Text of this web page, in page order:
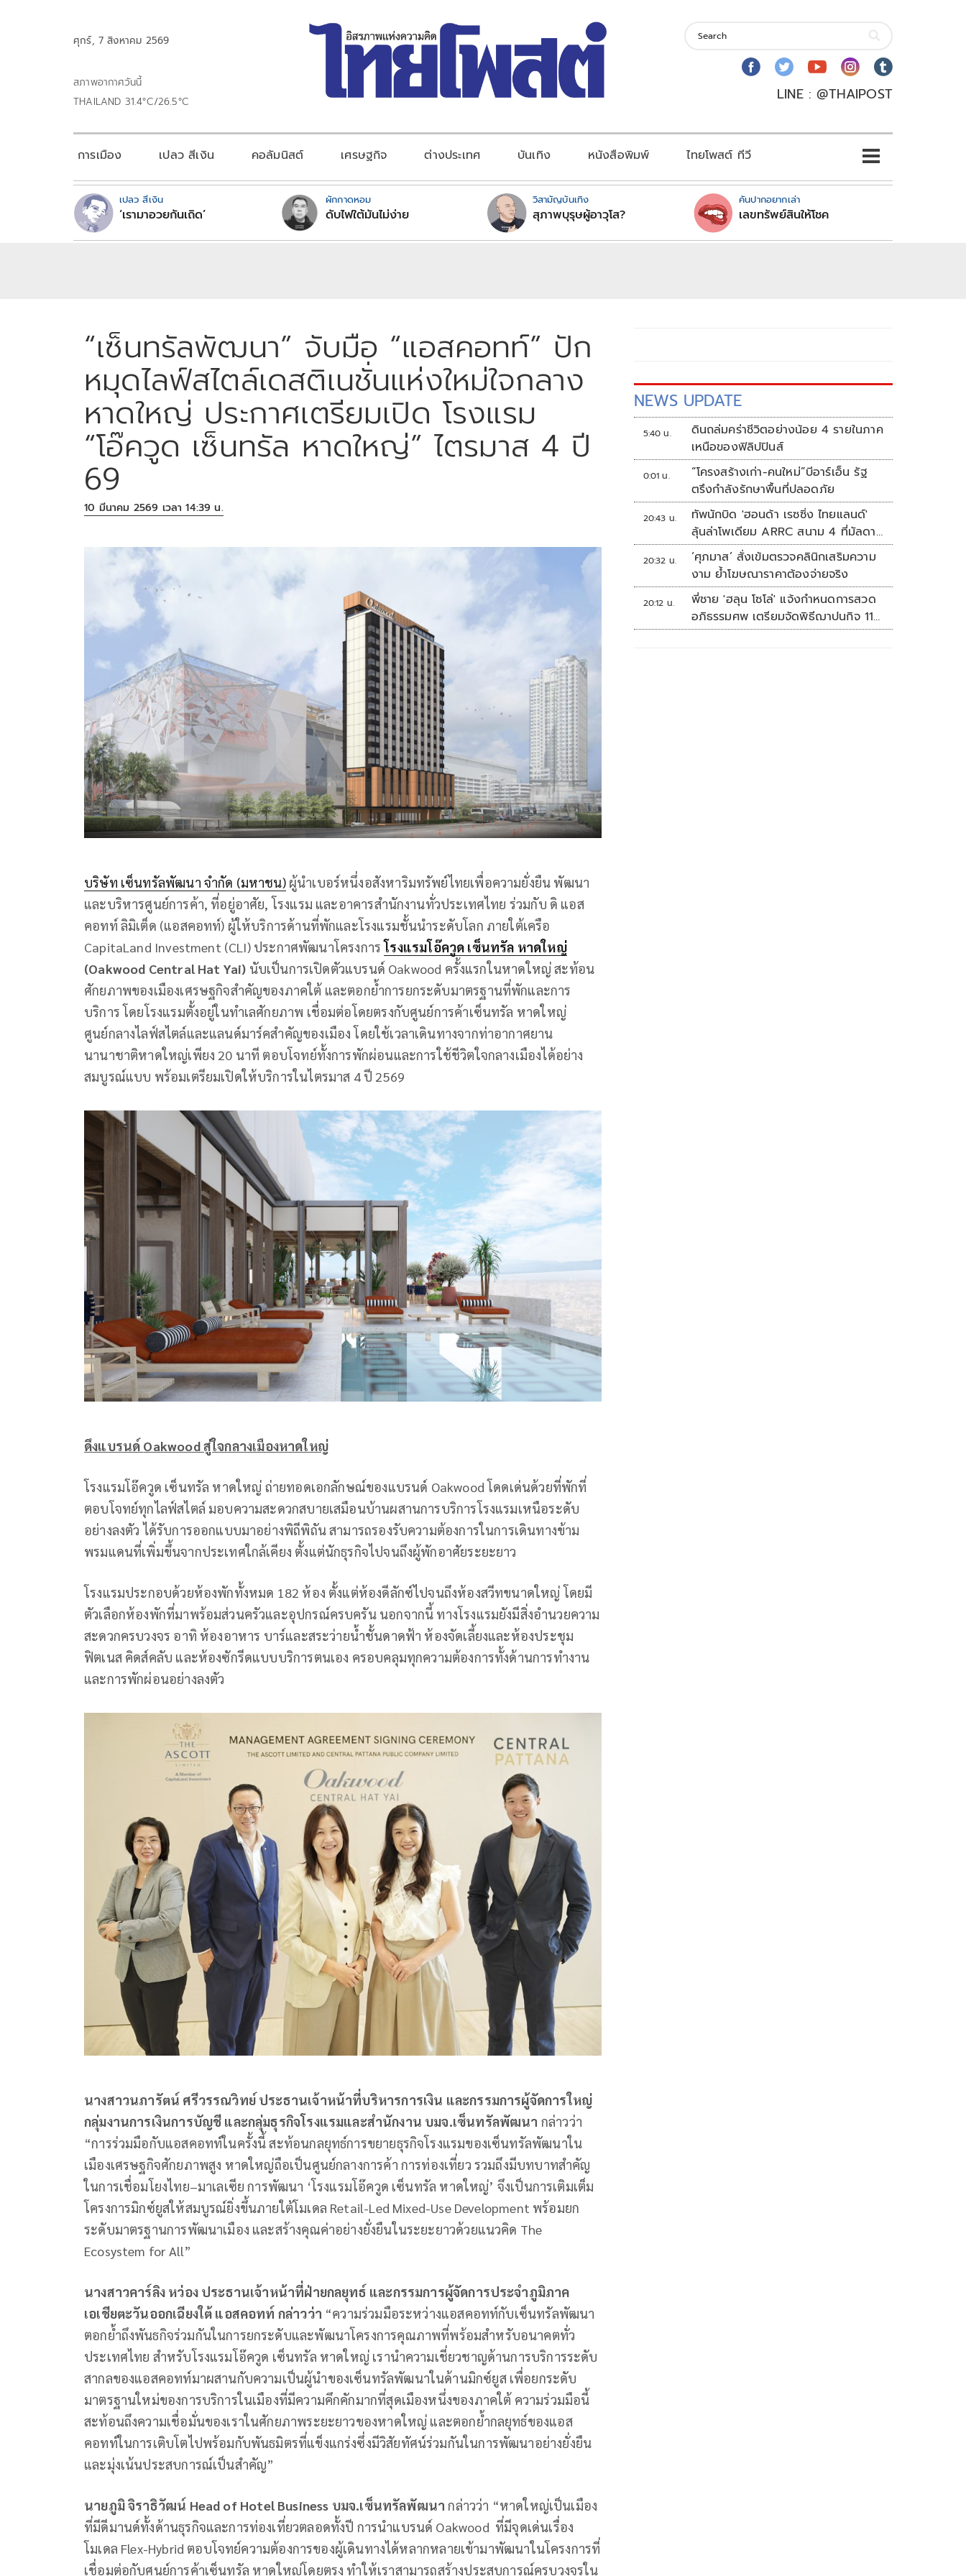
ศุกร์, 7 สิงหาคม 2569
สภาพอากาศวันนี้
THAILAND 31.4°C/26.5°C
LINE : @THAIPOST
การเมือง เปลว สีเงิน คอลัมนิสต์ เศรษฐกิจ ต่างประเทศ บันเทิง หนังสือพิมพ์ ไทยโพสต์ ทีวี
เปลว สีเงิน
‘เรามาอวยกันเถิด’
ผักกาดหอม
ดับไฟใต้มันไม่ง่าย
วิสามัญบันเทิง
สุภาพบุรุษผู้อาวุโส?
คันปากอยากเล่า
เลขทรัพย์สินให้โชค
“เซ็นทรัลพัฒนา” จับมือ “แอสคอทท์” ปัก
หมุดไลฟ์สไตล์เดสติเนชั่นแห่งใหม่ใจกลาง
หาดใหญ่ ประกาศเตรียมเปิด โรงแรม
“โอ๊ควูด เซ็นทรัล หาดใหญ่” ไตรมาส 4 ปี
69
10 มีนาคม 2569 เวลา 14:39 น.
บริษัท เซ็นทรัลพัฒนา จำกัด (มหาชน)ผู้นำเบอร์หนึ่งอสังหาริมทรัพย์ไทยเพื่อความยั่งยืน พัฒนา
และบริหารศูนย์การค้า, ที่อยู่อาศัย, โรงแรม และอาคารสำนักงานทั่วประเทศไทย ร่วมกับ ดิ แอส
คอทท์ ลิมิเต็ด (แอสคอทท์) ผู้ให้บริการด้านที่พักและโรงแรมชั้นนำระดับโลก ภายใต้เครือ
CapitaLand Investment (CLI) ประกาศพัฒนาโครงการโรงแรมโอ๊ควูด เซ็นทรัล หาดใหญ่
(Oakwood Central Hat Yai) นับเป็นการเปิดตัวแบรนด์ Oakwood ครั้งแรกในหาดใหญ่ สะท้อน
ศักยภาพของเมืองเศรษฐกิจสำคัญของภาคใต้ และตอกย้ำการยกระดับมาตรฐานที่พักและการ
บริการ โดยโรงแรมตั้งอยู่ในทำเลศักยภาพ เชื่อมต่อโดยตรงกับศูนย์การค้าเซ็นทรัล หาดใหญ่
ศูนย์กลางไลฟ์สไตล์และแลนด์มาร์คสำคัญของเมือง โดยใช้เวลาเดินทางจากท่าอากาศยาน
นานาชาติหาดใหญ่เพียง 20 นาที ตอบโจทย์ทั้งการพักผ่อนและการใช้ชีวิตใจกลางเมืองได้อย่าง
สมบูรณ์แบบ พร้อมเตรียมเปิดให้บริการในไตรมาส 4 ปี 2569
ดึงแบรนด์ Oakwood สู่ใจกลางเมืองหาดใหญ่
โรงแรมโอ๊ควูด เซ็นทรัล หาดใหญ่ ถ่ายทอดเอกลักษณ์ของแบรนด์ Oakwood โดดเด่นด้วยที่พักที่
ตอบโจทย์ทุกไลฟ์สไตล์ มอบความสะดวกสบายเสมือนบ้านผสานการบริการโรงแรมเหนือระดับ
อย่างลงตัว ได้รับการออกแบบมาอย่างพิถีพิถัน สามารถรองรับความต้องการในการเดินทางข้าม
พรมแดนที่เพิ่มขึ้นจากประเทศใกล้เคียง ตั้งแต่นักธุรกิจไปจนถึงผู้พักอาศัยระยะยาว
โรงแรมประกอบด้วยห้องพักทั้งหมด 182 ห้อง ตั้งแต่ห้องดีลักซ์ไปจนถึงห้องสวีทขนาดใหญ่ โดยมี
ตัวเลือกห้องพักที่มาพร้อมส่วนครัวและอุปกรณ์ครบครัน นอกจากนี้ ทางโรงแรมยังมีสิ่งอำนวยความ
สะดวกครบวงจร อาทิ ห้องอาหาร บาร์และสระว่ายน้ำชั้นดาดฟ้า ห้องจัดเลี้ยงและห้องประชุม
ฟิตเนส คิดส์คลับ และห้องซักรีดแบบบริการตนเอง ครอบคลุมทุกความต้องการทั้งด้านการทำงาน
และการพักผ่อนอย่างลงตัว
นางสาวนภารัตน์ ศรีวรรณวิทย์ ประธานเจ้าหน้าที่บริหารการเงิน และกรรมการผู้จัดการใหญ่
กลุ่มงานการเงินการบัญชี และกลุ่มธุรกิจโรงแรมและสำนักงาน บมจ.เซ็นทรัลพัฒนา กล่าวว่า
“การร่วมมือกับแอสคอทท์ในครั้งนี้ สะท้อนกลยุทธ์การขยายธุรกิจโรงแรมของเซ็นทรัลพัฒนาใน
เมืองเศรษฐกิจศักยภาพสูง หาดใหญ่ถือเป็นศูนย์กลางการค้า การท่องเที่ยว รวมถึงมีบทบาทสำคัญ
ในการเชื่อมโยงไทย–มาเลเซีย การพัฒนา ‘โรงแรมโอ๊ควูด เซ็นทรัล หาดใหญ่’ จึงเป็นการเติมเต็ม
โครงการมิกซ์ยูสให้สมบูรณ์ยิ่งขึ้นภายใต้โมเดล Retail-Led Mixed-Use Development พร้อมยก
ระดับมาตรฐานการพัฒนาเมือง และสร้างคุณค่าอย่างยั่งยืนในระยะยาวด้วยแนวคิด The
Ecosystem for All”
นางสาวคาร์ลิง หว่อง ประธานเจ้าหน้าที่ฝ่ายกลยุทธ์ และกรรมการผู้จัดการประจำภูมิภาค
เอเชียตะวันออกเฉียงใต้ แอสคอทท์ กล่าวว่า “ความร่วมมือระหว่างแอสคอทท์กับเซ็นทรัลพัฒนา
ตอกย้ำถึงพันธกิจร่วมกันในการยกระดับและพัฒนาโครงการคุณภาพที่พร้อมสำหรับอนาคตทั่ว
ประเทศไทย สำหรับโรงแรมโอ๊ควูด เซ็นทรัล หาดใหญ่ เรานำความเชี่ยวชาญด้านการบริการระดับ
สากลของแอสคอทท์มาผสานกับความเป็นผู้นำของเซ็นทรัลพัฒนาในด้านมิกซ์ยูส เพื่อยกระดับ
มาตรฐานใหม่ของการบริการในเมืองที่มีความคึกคักมากที่สุดเมืองหนึ่งของภาคใต้ ความร่วมมือนี้
สะท้อนถึงความเชื่อมั่นของเราในศักยภาพระยะยาวของหาดใหญ่ และตอกย้ำกลยุทธ์ของแอส
คอทท์ในการเติบโตไปพร้อมกับพันธมิตรที่แข็งแกร่งซึ่งมีวิสัยทัศน์ร่วมกันในการพัฒนาอย่างยั่งยืน
และมุ่งเน้นประสบการณ์เป็นสำคัญ”
นายภูมิ จิราธิวัฒน์ Head of Hotel Business บมจ.เซ็นทรัลพัฒนา กล่าวว่า “หาดใหญ่เป็นเมือง
ที่มีดีมานด์ทั้งด้านธุรกิจและการท่องเที่ยวตลอดทั้งปี การนำแบรนด์ Oakwood ที่มีจุดเด่นเรื่อง
โมเดล Flex-Hybrid ตอบโจทย์ความต้องการของผู้เดินทางได้หลากหลายเข้ามาพัฒนาในโครงการที่
เชื่อมต่อกับศูนย์การค้าเซ็นทรัล หาดใหญ่โดยตรง ทำให้เราสามารถสร้างประสบการณ์ครบวงจรใน
NEWS UPDATE
5:40 น.
ดินถล่มคร่าชีวิตอย่างน้อย 4 รายในภาค
เหนือของฟิลิปปินส์
0:01 น.
“โครงสร้างเก่า-คนใหม่”บีอาร์เอ็น รัฐ
ตรึงกำลังรักษาพื้นที่ปลอดภัย
20:43 น.
ทัพนักบิด 'ฮอนด้า เรซซิ่ง ไทยแลนด์'
ลุ้นล่าโพเดียม ARRC สนาม 4 ที่มัลดาลิ
กา
20:32 น.
‘ศุภมาส’ สั่งเข้มตรวจคลินิกเสริมความ
งาม ย้ำโฆษณาราคาต้องจ่ายจริง
20:12 น.
พี่ชาย 'ฮลุน โซโล่' แจ้งกำหนดการสวด
อภิธรรมศพ เตรียมจัดพิธีฌาปนกิจ 11
ส.ค.